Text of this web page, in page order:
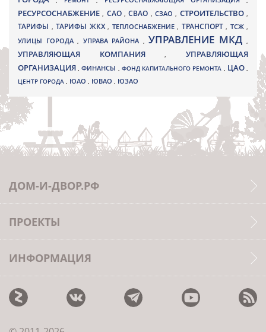
РЕСУРСОСНАБЖЕНИЕ, САО,СВАО ,СЗАО, СТРОИТЕЛЬСТВО,
ТАРИФЫ , ТАРИФЫ ЖКХ , ТЕПЛОСНАБЖЕНИЕ , ТРАНСПОРТ , ТСЖ ,
УЛИЦЫ ГОРОДА , УПРАВА РАЙОНА , УПРАВЛЕНИЕ МКД ,
УПРАВЛЯЮЩАЯ КОМПАНИЯ,УПРАВЛЯЮЩАЯ
ОРГАНИЗАЦИЯ,ФИНАНСЫ , ФОНД КАПИТАЛЬНОГО РЕМОНТА , ЦАО,
ЦЕНТР ГОРОДА , ЮАО , ЮВАО , ЮЗАО
ДОМ-И-ДВОР.РФ
ПРОЕКТЫ
ИНФОРМАЦИЯ